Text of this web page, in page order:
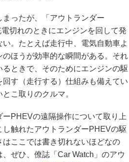
ったが、「アウトランダー
切れのときにエンジンを回して発
。たとえば走行中、電気自動車よ
のほうが効率的な瞬間がある。それ
ときで、そのためにエンジンの駆
す（走行する）仕組みも備えてい
こ取りのクルマ。
PHEVの遠隔操作について取り上
し触れたアウトランダーPHEVの駆
ここでは書き切れないほどなの
ぜひ、僚誌「Car Watch」のアウ